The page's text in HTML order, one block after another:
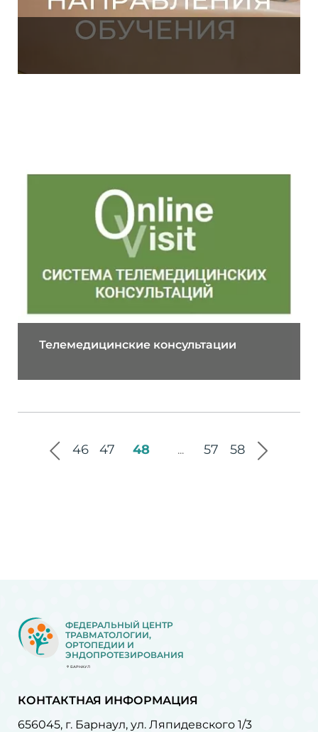
Телемедицинские консультации
46 47 48 ... 57 58
ФЕДЕРАЛЬНЫЙ ЦЕНТР
ТРАВМАТОЛОГИИ,
ОРТОПЕДИИ И
ЭНДОПРОТЕЗИРОВАНИЯ
БАРНАУЛ
КОНТАКТНАЯ ИНФОРМАЦИЯ
656045, г. Барнаул, ул. Ляпидевского 1/3